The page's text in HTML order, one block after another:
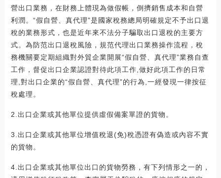
營出口業務，在財務上體現為做假帳，倒擠銷售成本和自營
利潤。“假自營、真代理”是國家稅務總局明確規定不予出口退
稅的業務形式，也是近年來不法分子騙取出口退稅的主要方
式。為防范出口退稅風險，規范代理出口業務操作流程，稅
務機關要定期組織對外貿企業開展“假自營、真代理”業務自查
工作，督促出口企業認證對待此項工作,做好此項工作的日常
理,對出口企業的“假自營、真代理”的行為,一經發現一律按征
稅處理。
2.出口企業或其他單位提供虛假備案單證的貨物。
3.出口企業或其他單位增值稅退(免)稅憑證有偽造或內容不實
的貨物。
4.出口企業或其他單位出口的貨物勞務，有下列情形之一的，